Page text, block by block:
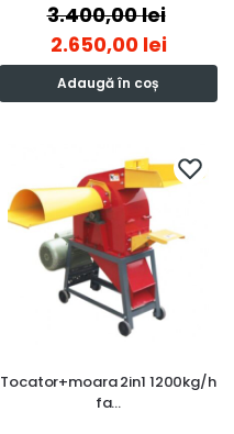
3.400,00lei
2.650,00 lei
Adaugă în coș
Tocator+moara 2in1 1200kg/h
fa…